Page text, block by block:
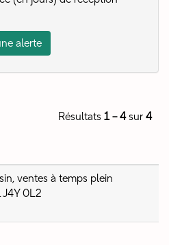
Résultats 1 – 4sur 4
ventes à temps plein
J4Y 0L2